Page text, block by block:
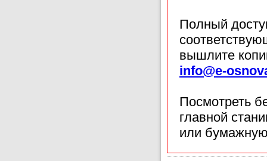
Полный
вышлите
info@e-
Посмотреть
главной
или